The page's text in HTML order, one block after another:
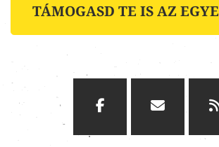
TÁMOGASD TE IS AZ